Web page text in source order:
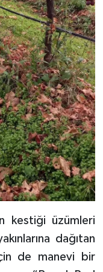
kestiği üzümleri
dağıtan
de manevi bir